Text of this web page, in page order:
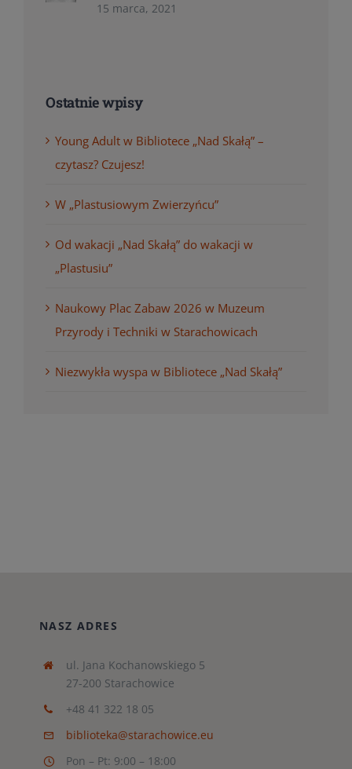
15 marca, 2021
Ostatnie wpisy
Young Adult w Bibliotece „Nad Skałą” –
czytasz? Czujesz!
W „Plastusiowym Zwierzyńcu”
Od wakacji „Nad Skałą” do wakacji w
„Plastusiu”
Naukowy Plac Zabaw 2026 w Muzeum
Przyrody i Techniki w Starachowicach
Niezwykła wyspa w Bibliotece „Nad Skałą”
NASZ ADRES
ul. Jana Kochanowskiego 5
27-200 Starachowice
+48 41 322 18 05
biblioteka@starachowice.eu
Pon – Pt: 9:00 – 18:00